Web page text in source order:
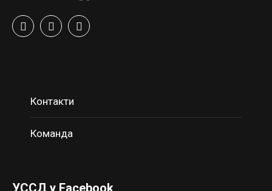
Контакти
Команда
УССД у Facebook